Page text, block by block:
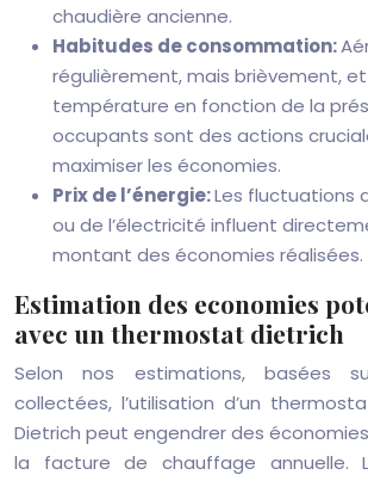
chaudière ancienne.
Habitudes de consommation:
régulièrement, mais brièvement,
température en fonction de la
occupants sont des actions
maximiser les économies.
Prix de l’énergie:Les fluctuations
ou de l’électricité influent
montant des économies réalisées.
Estimation des economies
avec un thermostat dietrich
Selon nos estimations, basées
collectées, l’utilisation d’un
Dietrich peut engendrer des économies
la facture de chauffage annuelle.